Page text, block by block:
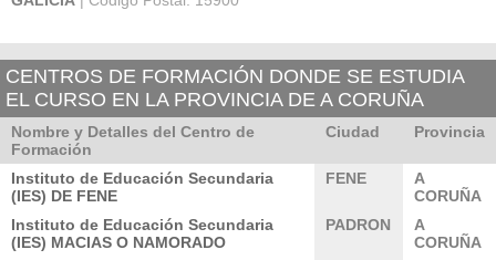
CENTROS DE FORMACIÓN DONDE SE ESTUDIA
EL CURSO EN LA PROVINCIA DE A CORUÑA
Nombre y Detalles del Centro de
Formación
Ciudad Provincia
Instituto de Educación Secundaria
(IES) DE FENE
FENE
A
CORUÑA
Instituto de Educación Secundaria
(IES) MACIAS O NAMORADO
PADRON
A
CORUÑA